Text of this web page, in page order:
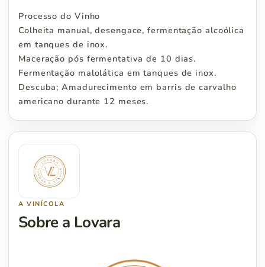
Processo do Vinho
Colheita manual, desengace, fermentação alcoólica
em tanques de inox.
Maceração pós fermentativa de 10 dias.
Fermentação malolática em tanques de inox.
Descuba; Amadurecimento em barris de carvalho
americano durante 12 meses.
A VINÍCOLA
Sobre a Lovara